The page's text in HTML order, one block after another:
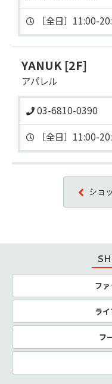
YANUK [2F]
アパレル
03-6810-0390
ショ
フ
ラ
フ